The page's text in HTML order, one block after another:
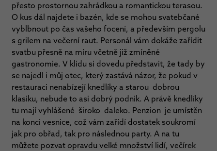
přesto prostornou zahrádkou a romantickou terasou.
O kus dál najdete i bazén, kde se mohou svatebčané
vyblbnout po čas vašeho focení, a především pergolu
s grilem na večerní raut. Personál vám dokáže zařídit
svatbu přesně na míru včetně již zmíněné
gastronomie. V klidu si dovedu představit, že tady by
se najedl i můj otec, který zastává názor, že pokud v
restauraci nenabízejí knedlíky a starou dobrou
klasiku, nebude to asi dobrý podnik. A právě knedlíky
tu mají vyhlášené široko daleko. Penzion je umístěn
na konci vesnice, což vám zařídí dostatek soukromí
jak pro obřad, tak pro následnou party. A na tu
můžete pozvat opravdu velké množství lidí, večírek